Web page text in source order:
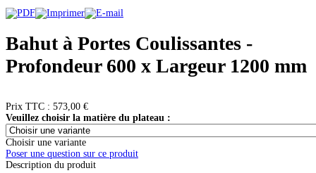
Bahut à Portes Coulissantes -
Profondeur 600 x Largeur 1200 mm
Prix ​​TTC : 573,00 €
Veuillez choisir la matière du plateau :
Choisir une variante
Poser une question sur ce produit
Description du produit